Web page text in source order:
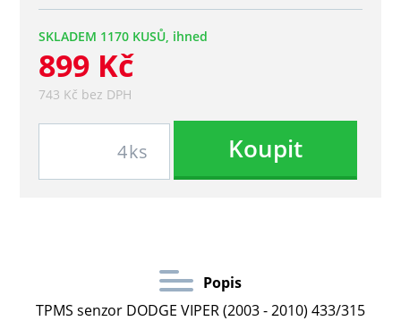
SKLADEM 1170 KUSŮ, ihned
899 Kč
743 Kč bez DPH
ks Koupit
Popis
TPMS senzor DODGE VIPER (2003 - 2010) 433/315